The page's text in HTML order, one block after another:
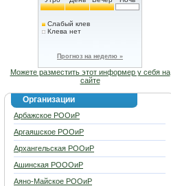
Слабый клев
Клева нет
Прогноз на неделю »
Можете разместить этот информер у себя на
сайте
Организации
Арбажское РООиР
Аргаяшское РООиР
Архангельская РООиР
Ашинская РОООиР
Аяно-Майское РООиР